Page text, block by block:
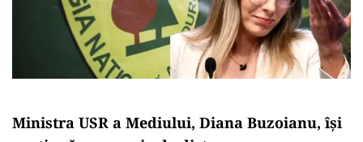
Ministra USR a Mediului, Diana Buzoianu, își